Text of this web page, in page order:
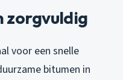
zorgvuldig
voor een snelle
bitumen in